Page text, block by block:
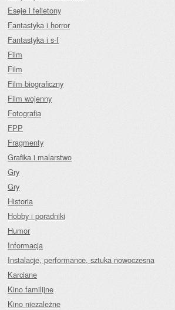
Eseje i felietony
Fantastyka i horror
Fantastyka i s-f
Film
Film
Film biograficzny
Film wojenny
Fotografia
FPP
Fragmenty
Grafika i malarstwo
Gry
Gry
Historia
Hobby i poradniki
Humor
Informacja
Instalacje, performance, sztuka nowoczesna
Karciane
Kino familijne
Kino niezależne